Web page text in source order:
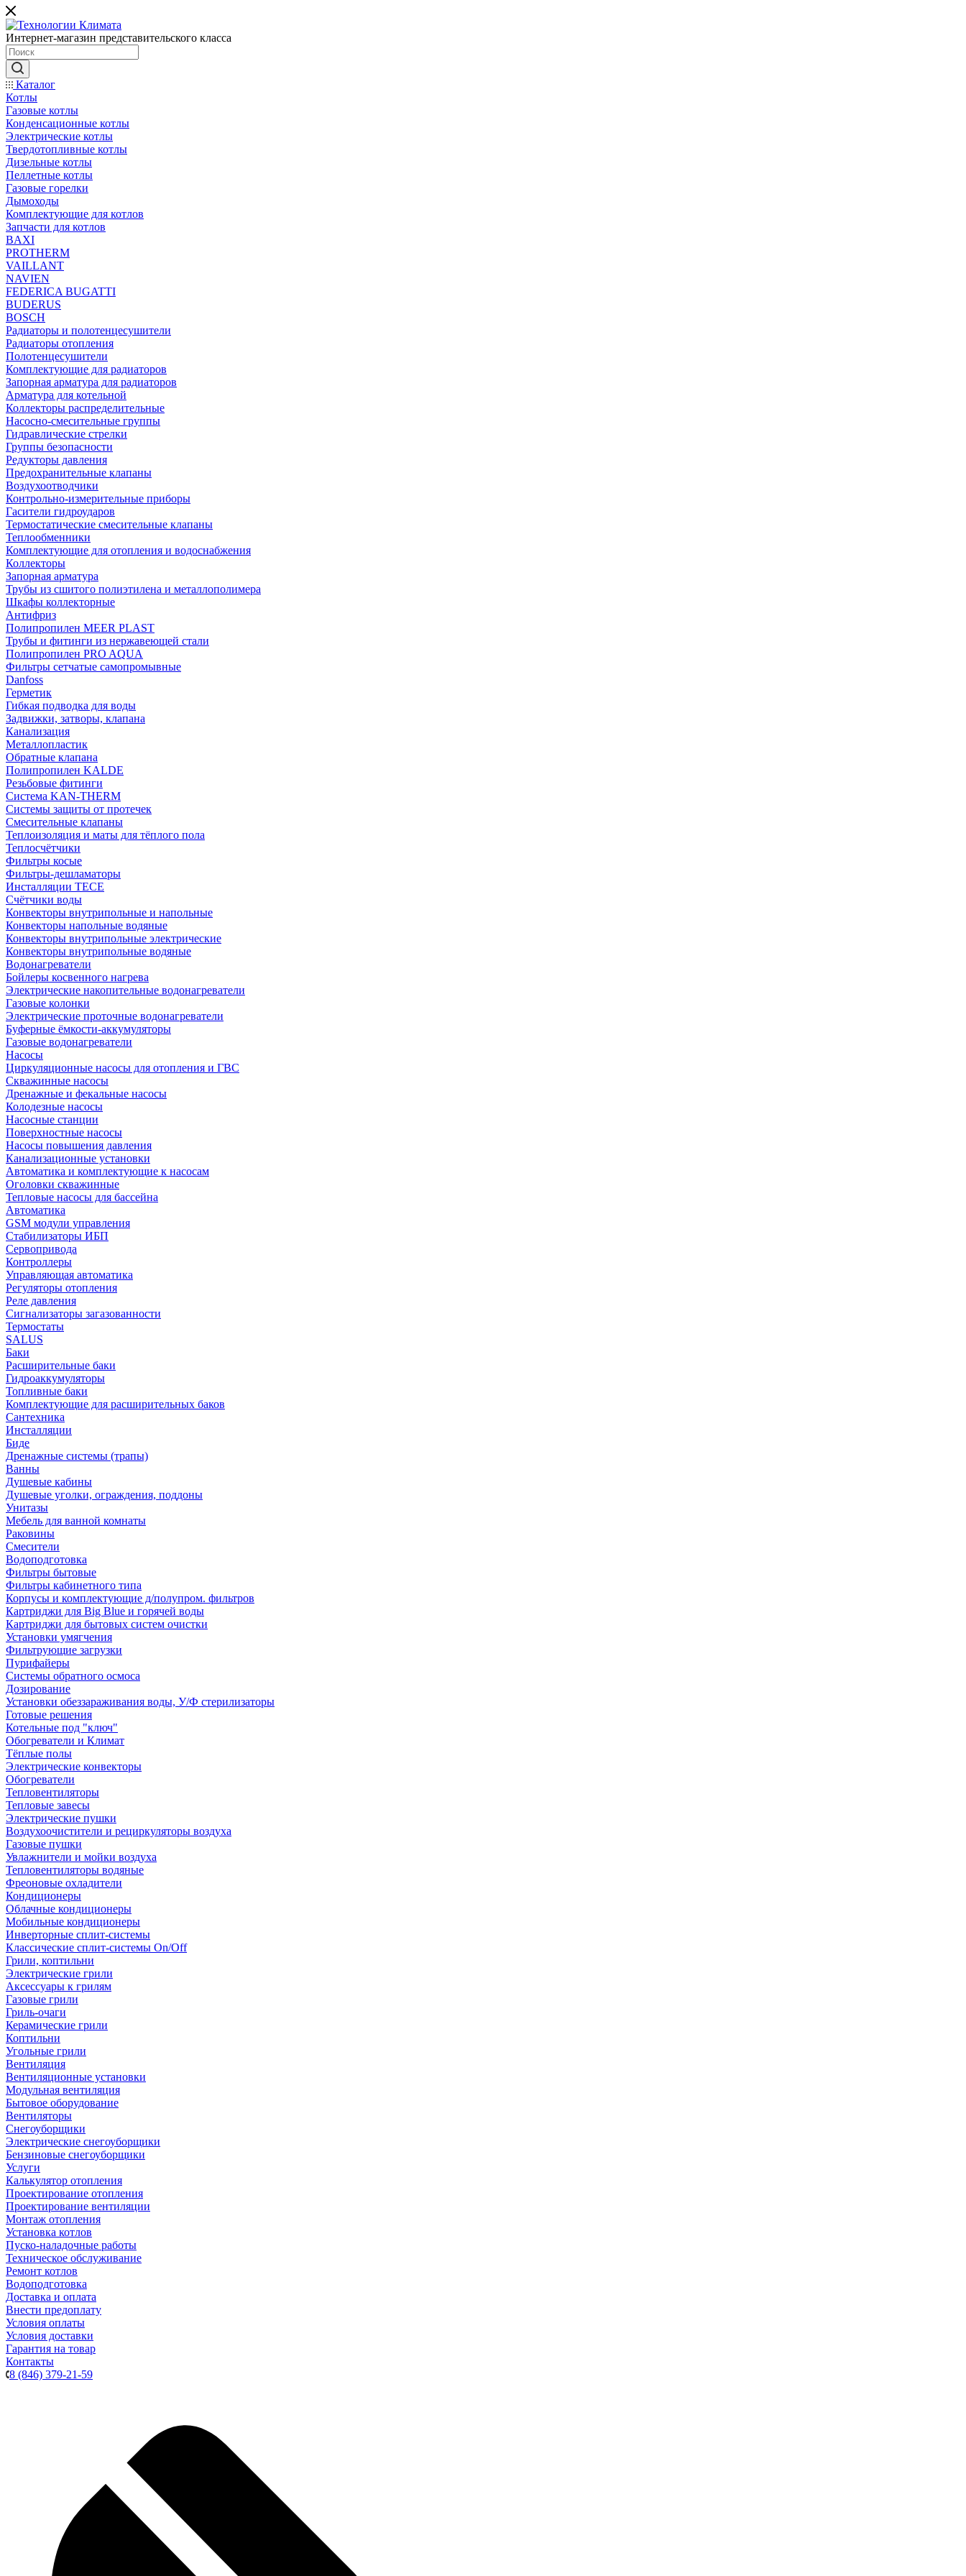
Интернет-магазин представительского класса
Каталог
Котлы
Газовые котлы
Конденсационные котлы
Электрические котлы
Твердотопливные котлы
Дизельные котлы
Пеллетные котлы
Газовые горелки
Дымоходы
Комплектующие для котлов
Запчасти для котлов
BAXI
PROTHERM
VAILLANT
NAVIEN
FEDERICA BUGATTI
BUDERUS
BOSCH
Радиаторы и полотенцесушители
Радиаторы отопления
Полотенцесушители
Комплектующие для радиаторов
Запорная арматура для радиаторов
Арматура для котельной
Коллекторы распределительные
Насосно-смесительные группы
Гидравлические стрелки
Группы безопасности
Редукторы давления
Предохранительные клапаны
Воздухоотводчики
Контрольно-измерительные приборы
Гасители гидроударов
Термостатические смесительные клапаны
Теплообменники
Комплектующие для отопления и водоснабжения
Коллекторы
Запорная арматура
Трубы из сшитого полиэтилена и металлополимера
Шкафы коллекторные
Антифриз
Полипропилен MEER PLAST
Трубы и фитинги из нержавеющей стали
Полипропилен PRO AQUA
Фильтры сетчатые самопромывные
Danfoss
Герметик
Гибкая подводка для воды
Задвижки, затворы, клапана
Канализация
Металлопластик
Обратные клапана
Полипропилен KALDE
Резьбовые фитинги
Система KAN-THERM
Системы защиты от протечек
Смесительные клапаны
Теплоизоляция и маты для тёплого пола
Теплосчётчики
Фильтры косые
Фильтры-дешламаторы
Инсталляции TECE
Счётчики воды
Конвекторы внутрипольные и напольные
Конвекторы напольные водяные
Конвекторы внутрипольные электрические
Конвекторы внутрипольные водяные
Водонагреватели
Бойлеры косвенного нагрева
Электрические накопительные водонагреватели
Газовые колонки
Электрические проточные водонагреватели
Буферные ёмкости-аккумуляторы
Газовые водонагреватели
Насосы
Циркуляционные насосы для отопления и ГВС
Скважинные насосы
Дренажные и фекальные насосы
Колодезные насосы
Насосные станции
Поверхностные насосы
Насосы повышения давления
Канализационные установки
Автоматика и комплектующие к насосам
Оголовки скважинные
Тепловые насосы для бассейна
Автоматика
GSM модули управления
Стабилизаторы ИБП
Сервопривода
Контроллеры
Управляющая автоматика
Регуляторы отопления
Реле давления
Сигнализаторы загазованности
Термостаты
SALUS
Баки
Расширительные баки
Гидроаккумуляторы
Топливные баки
Комплектующие для расширительных баков
Сантехника
Инсталляции
Биде
Дренажные системы (трапы)
Ванны
Душевые кабины
Душевые уголки, ограждения, поддоны
Унитазы
Мебель для ванной комнаты
Раковины
Смесители
Водоподготовка
Фильтры бытовые
Фильтры кабинетного типа
Корпусы и комплектующие д/полупром. фильтров
Картриджи для Big Blue и горячей воды
Картриджи для бытовых систем очистки
Установки умягчения
Фильтрующие загрузки
Пурифайеры
Системы обратного осмоса
Дозирование
Установки обеззараживания воды, У/Ф стерилизаторы
Готовые решения
Котельные под "ключ"
Обогреватели и Климат
Тёплые полы
Электрические конвекторы
Обогреватели
Тепловентиляторы
Тепловые завесы
Электрические пушки
Воздухоочистители и рециркуляторы воздуха
Газовые пушки
Увлажнители и мойки воздуха
Тепловентиляторы водяные
Фреоновые охладители
Кондиционеры
Облачные кондиционеры
Мобильные кондиционеры
Инверторные сплит-системы
Классические сплит-системы On/Off
Грили, коптильни
Электрические грили
Аксессуары к грилям
Газовые грили
Гриль-очаги
Керамические грили
Коптильни
Угольные грили
Вентиляция
Вентиляционные установки
Модульная вентиляция
Бытовое оборудование
Вентиляторы
Снегоуборщики
Электрические снегоуборщики
Бензиновые снегоуборщики
Услуги
Калькулятор отопления
Проектирование отопления
Проектирование вентиляции
Монтаж отопления
Установка котлов
Пуско-наладочные работы
Техническое обслуживание
Ремонт котлов
Водоподготовка
Доставка и оплата
Внести предоплату
Условия оплаты
Условия доставки
Гарантия на товар
Контакты
8 (846) 379-21-59